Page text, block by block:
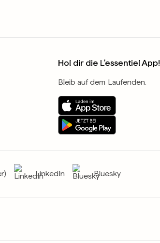
Hol dir die L'essentiel App!
Bleib auf dem Laufenden.
LinkedIn Bluesky